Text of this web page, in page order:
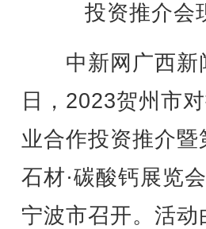
投资推介会
中新网广西新
日，2023贺州市
业合作投资推介
石材·碳酸钙展览
宁波市召开。活